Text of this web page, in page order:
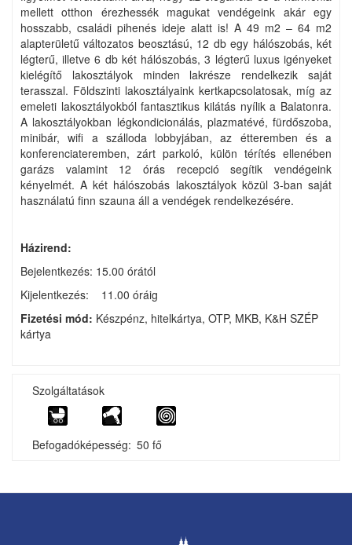
mellett otthon érezhessék magukat vendégeink akár egy
hosszabb, családi pihenés ideje alatt is! A 49 m2 – 64 m2
alapterületű változatos beosztású, 12 db egy hálószobás, két
légterű, illetve 6 db két hálószobás, 3 légterű luxus igényeket
kielégítő lakosztályok minden lakrésze rendelkezik saját
terasszal. Földszinti lakosztályaink kertkapcsolatosak, míg az
emeleti lakosztályokból fantasztikus kilátás nyílik a Balatonra.
A lakosztályokban légkondicionálás, plazmatévé, fürdőszoba,
minibár, wifi a szálloda lobbyjában, az étteremben és a
konferenciateremben, zárt parkoló, külön térítés ellenében
garázs valamint 12 órás recepció segítik vendégeink
kényelmét. A két hálószobás lakosztályok közül 3-ban saját
használatú finn szauna áll a vendégek rendelkezésére.
Házirend:
Bejelentkezés: 15.00 órától
Kijelentkezés: 11.00 óráig
Fizetési mód: Készpénz, hitelkártya, OTP, MKB, K&H SZÉP
kártya
Szolgáltatások
Befogadóképesség 50 fő